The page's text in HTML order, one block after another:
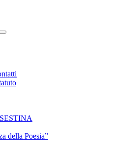
della Poesia”